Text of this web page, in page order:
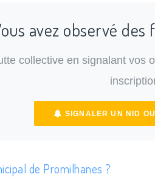
avez observé des
collective en signalant vos
SIGNALER UN NID
de Promilhanes ?